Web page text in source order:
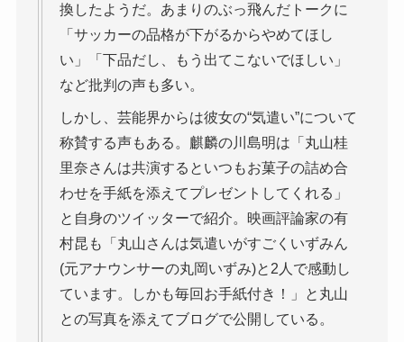
換したようだ。あまりのぶっ飛んだトークに
「サッカーの品格が下がるからやめてほし
い」「下品だし、もう出てこないでほしい」
など批判の声も多い。
しかし、芸能界からは彼女の“気遣い”について
称賛する声もある。麒麟の川島明は「丸山桂
里奈さんは共演するといつもお菓子の詰め合
わせを手紙を添えてプレゼントしてくれる」
と自身のツイッターで紹介。映画評論家の有
村昆も「丸山さんは気遣いがすごくいずみん
(元アナウンサーの丸岡いずみ)と2人で感動し
ています。しかも毎回お手紙付き！」と丸山
との写真を添えてブログで公開している。